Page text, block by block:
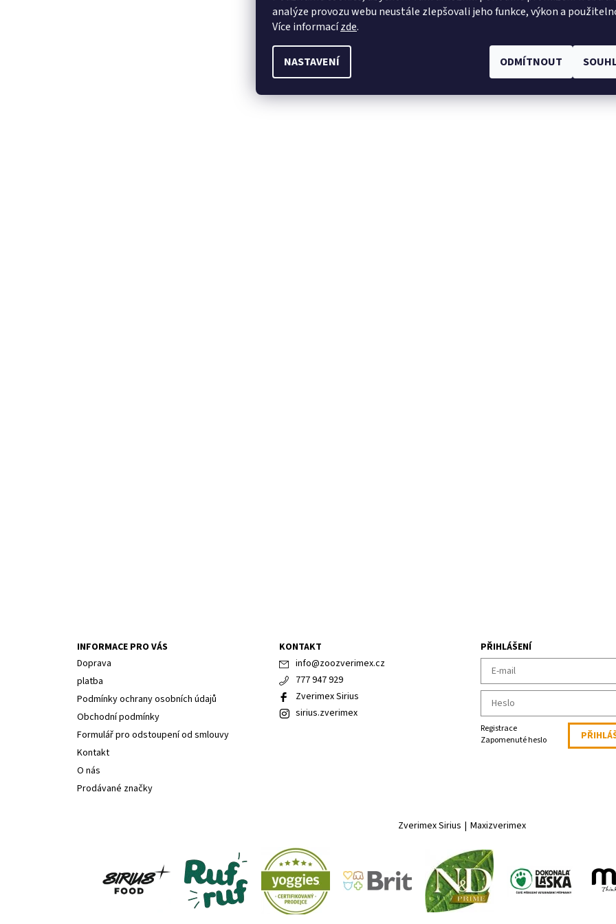
INFORMACE PRO VÁS
Doprava
platba
Podmínky ochrany osobních údajů
Obchodní podmínky
Formulář pro odstoupení od smlouvy
Kontakt
O nás
Prodávané značky
KONTAKT
info@zoozverimex.cz
777 947 929
Zverimex Sirius
sirius.zverimex
PŘIHLÁŠENÍ
Registrace
Zapomenuté heslo
Zverimex Sirius | Maxizverimex
analýze provozu webu neustále zlepšovali jeho funkce, výkon a
Více informacízde.
NASTAVENÍ ODMÍTNOUT